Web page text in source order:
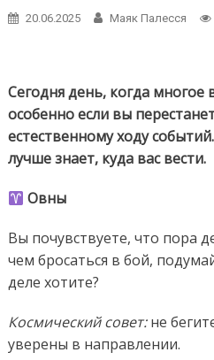
20.06.2025 Маяк Палесся
Сегодня день, когда многое
особенно если вы
естественному ходу
лучше знает, куда вас вести.
Овны
Вы почувствуете, что пора
чем бросаться в бой,
деле хотите?
Космический совет:не
уверены в направлении.